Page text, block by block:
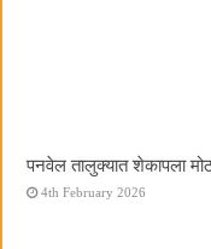
पनवेल तालुक्यात शेकापला
4th February 2026